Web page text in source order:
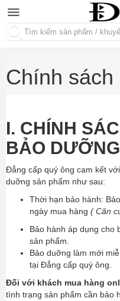
Tìm kiếm
Chính sách
I. CHÍNH
BẢO
Đẳng cấp quý ông cam kết
duỡng sản phẩm như sau:
Thời hạn bảo hành:
ngày mua hàng ( Căn
Bảo hành áp dụng cho
sản phẩm.
Bảo duỡng làm mới
tại Đẳng cấp quý ông.
Đối với khách mua hàng
tình trạng sản phẩm cần bảo